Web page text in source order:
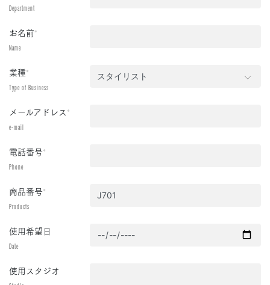
Department
お名前*
Name
業種*
Type of Business
メールアドレス*
e-mail
電話番号*
Phone
商品番号*
Products
使用希望日
Date
使用スタジオ